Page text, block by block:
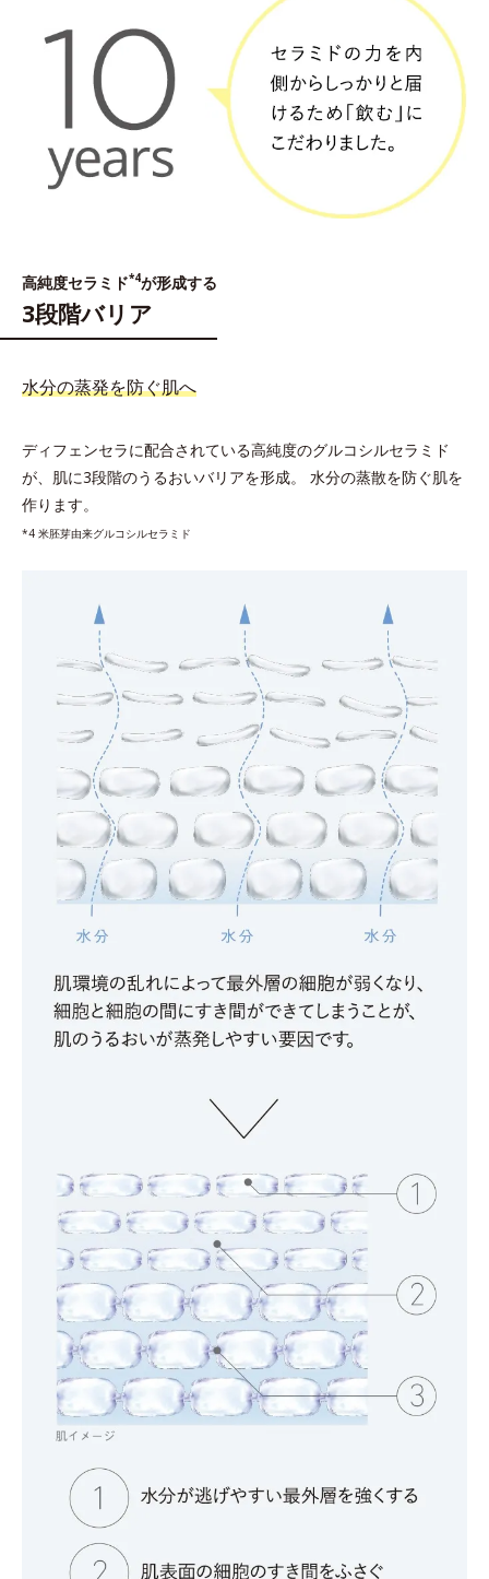
高純度セラミド*4が形成する
3段階バリア
水分の蒸発を防ぐ肌へ
ディフェンセラに配合されている高純度のグルコシルセラミド
が、肌に3段階のうるおいバリアを形成。 水分の蒸散を防ぐ肌を
作ります。
*4 米胚芽由来グルコシルセラミド